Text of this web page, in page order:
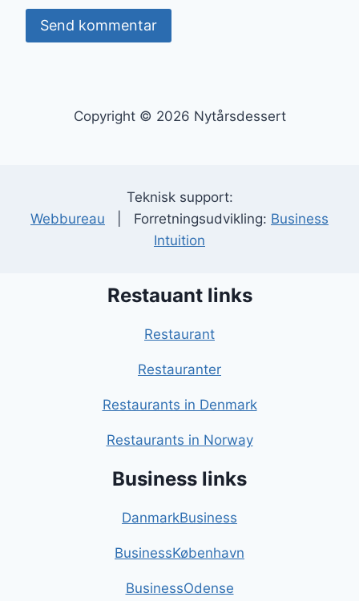
Copyright © 2026 Nytårsdessert
Teknisk support:
Webbureau | Forretningsudvikling: Business
Intuition
Restauant links
Restaurant
Restauranter
Restaurants in Denmark
Restaurants in Norway
Business links
DanmarkBusiness
BusinessKøbenhavn
BusinessOdense